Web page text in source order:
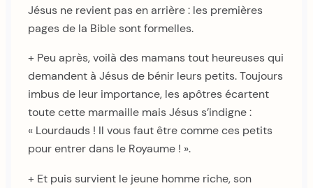
Jésus ne revient pas en arrière : les premières
pages de la Bible sont formelles.
+ Peu après, voilà des mamans tout heureuses qui
demandent à Jésus de bénir leurs petits. Toujours
imbus de leur importance, les apôtres écartent
toute cette marmaille mais Jésus s’indigne :
« Lourdauds ! Il vous faut être comme ces petits
pour entrer dans le Royaume ! ».
+ Et puis survient le jeune homme riche, son